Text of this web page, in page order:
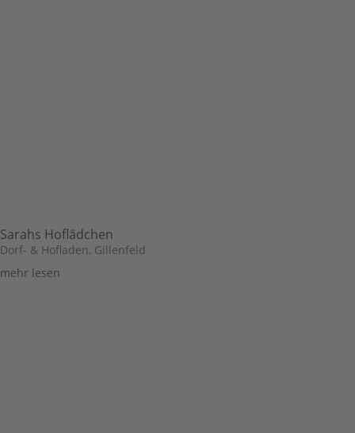
Sarahs Hoflädchen
Dorf- & Hofladen, Gillenfeld
mehr lesen